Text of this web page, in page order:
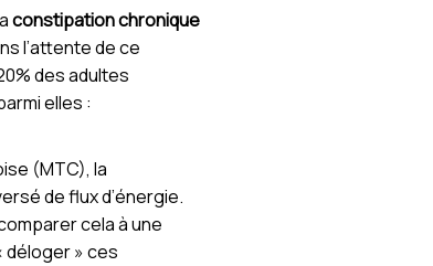
constipation chronique
l’attente de ce
des adultes
elles :
(MTC), la
de flux d’énergie.
cela à une
déloger » ces